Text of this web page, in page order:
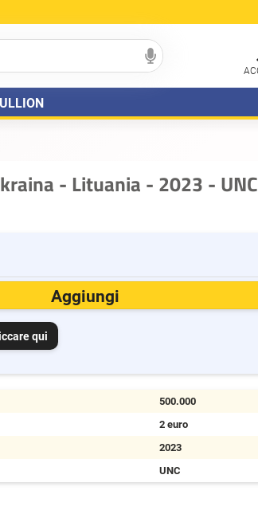
- Lituania - 2023 - UNC
Aggiungi
qui
500.000
2 euro
2023
UNC